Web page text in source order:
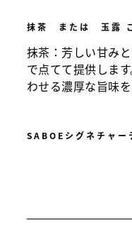
抹茶 または 玉露
抹茶：芳しい甘み
で点てて提供しま
わせる濃厚な旨味
SABOEシグネチャー